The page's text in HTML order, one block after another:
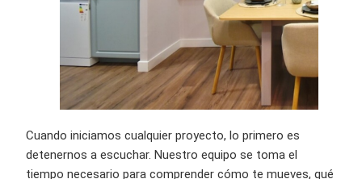
Cuando iniciamos cualquier proyecto, lo primero es
detenernos a escuchar. Nuestro equipo se toma el
tiempo necesario para comprender cómo te mueves, qué